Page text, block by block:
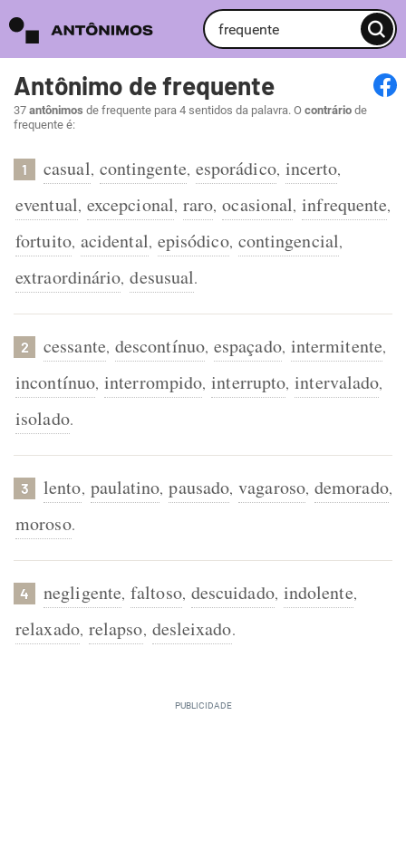
Antônimo de frequente
37 antônimos de frequente para 4 sentidos da palavra. O contrário de
frequente é:
1 casual, contingente, esporádico, incerto,
eventual, excepcional, raro, ocasional, infrequente,
fortuito, acidental, episódico, contingencial,
extraordinário, desusual.
2 cessante, descontínuo, espaçado, intermitente,
incontínuo, interrompido, interrupto, intervalado,
isolado.
3 lento, paulatino, pausado, vagaroso, demorado,
moroso.
4 negligente, faltoso, descuidado, indolente,
relaxado, relapso, desleixado.